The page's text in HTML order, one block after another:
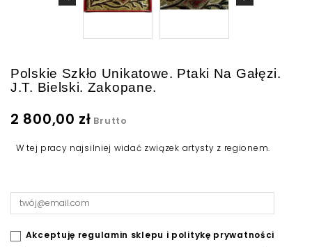
Polskie Szkło Unikatowe. Ptaki Na Gałęzi.
J.T. Bielski. Zakopane.
2 800,00 zł Brutto
W tej pracy najsilniej widać związek artysty z regionem.
Akceptuję regulamin sklepu i politykę prywatności